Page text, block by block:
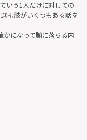
いう1人だけに対しての
択肢がいくつもある話を
かになって腑に落ちる内